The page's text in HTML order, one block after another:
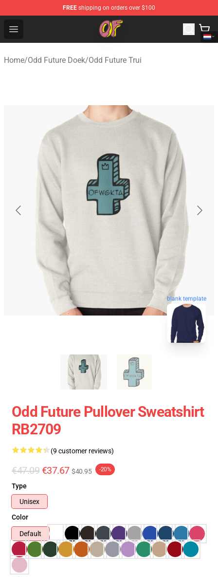
FREE shipping on orders over $100
Open menu
Odd Future Shop - Official Odd Future Merchandise Store
Home/Odd Future Doek/Odd Future Trui
blank template
Odd Future Pullover Sweatshirt
RB2709
(9 customer reviews)
€47.09 €37.67 $40.95 -20%
Type
Unisex
Color
Default